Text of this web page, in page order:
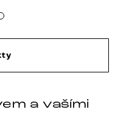
a vašími